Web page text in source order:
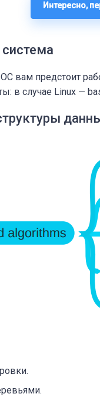
Интересно,
вам предстоит
в случае Linux —